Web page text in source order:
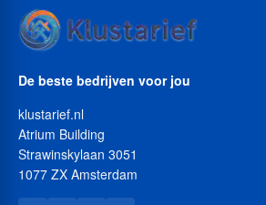
De beste bedrijven voor jou
klustarief.nl
Atrium Building
Strawinskylaan 3051
1077 ZX Amsterdam